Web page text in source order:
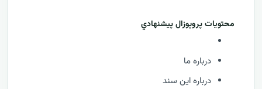
محتويات پروپوزال پيشنهادي
درباره ما
درباره این سند